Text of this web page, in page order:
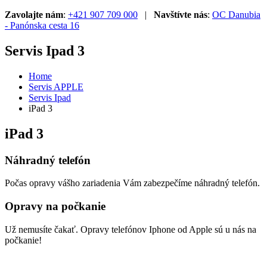
Zavolajte nám: +421 907 709 000 | Navštívte nás: OC Danubia
- Panónska cesta 16
Servis Ipad 3
Home
Servis APPLE
Servis Ipad
iPad 3
iPad 3
Náhradný telefón
Počas opravy vášho zariadenia Vám zabezpečíme náhradný telefón.
Opravy na počkanie
Už nemusíte čakať. Opravy telefónov Iphone od Apple sú u nás na
počkanie!